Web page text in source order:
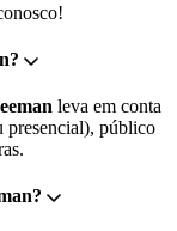
leva em conta
presencial), público